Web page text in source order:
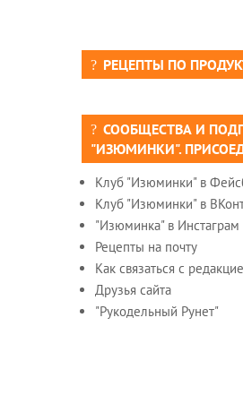
РЕЦЕПТЫ ПО
СООБЩЕСТВА И
"ИЗЮМИНКИ".
Клуб "Изюминки" в
Клуб "Изюминки" в
"Изюминка" в Инстаграм
Рецепты на почту
Как связаться с
Друзья сайта
"Рукодельный Рунет"